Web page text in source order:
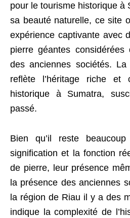
pour le tourisme historique à
sa beauté naturelle, ce site
expérience captivante avec
pierre géantes
des anciennes sociétés.
reflète l’héritage riche et
historique à Sumatra,
passé.
Bien qu’il reste
signification et la fonction
de pierre, leur présence
la présence des anciennes
la région de Riau il y a des
indique la complexité de